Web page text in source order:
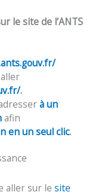
le site de l’ANTS
.
à un
afin
en un seul clic.
aller sur le site